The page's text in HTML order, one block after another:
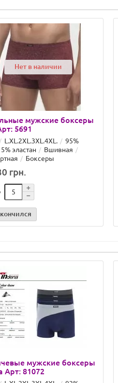
Нет в наличии
мужские боксеры
5691
L.XL.2XL.3XL.4XL.
95%
эластан
Вшивная
Боксеры
грн.
мужские боксеры
Арт: 81072